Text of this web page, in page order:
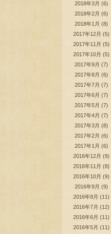
2018年3月 (6)
2018年2月 (6)
2018年1月 (8)
2017年12月 (5)
2017年11月 (5)
2017年10月 (5)
2017年9月 (7)
2017年8月 (6)
2017年7月 (7)
2017年6月 (7)
2017年5月 (7)
2017年4月 (7)
2017年3月 (8)
2017年2月 (6)
2017年1月 (6)
2016年12月 (9)
2016年11月 (8)
2016年10月 (9)
2016年9月 (9)
2016年8月 (11)
2016年7月 (12)
2016年6月 (11)
2016年5月 (11)